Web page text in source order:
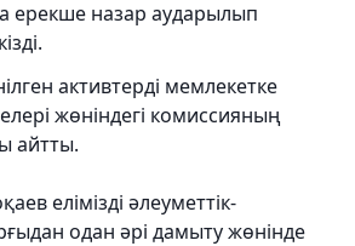
ерекше назар аударылып
активтерді мемлекетке
жөніндегі комиссияның
айтты.
елімізді әлеуметтік-
одан әрі дамыту жөнінде